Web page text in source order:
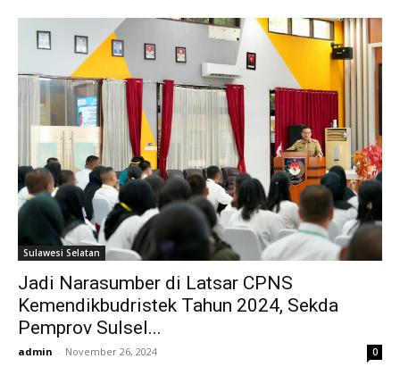
Sulawesi Selatan
Jadi Narasumber di Latsar CPNS
Kemendikbudristek Tahun 2024, Sekda
Pemprov Sulsel...
admin - November 26, 2024 0